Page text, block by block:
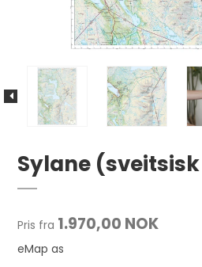
Sylane
Pris fra 1.970,00 NOK
eMap as